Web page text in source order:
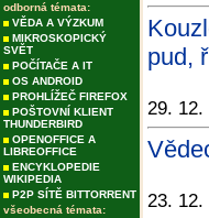
odborná témata:
VĚDA A VÝZKUM
MIKROSKOPICKÝ
SVĚT
POČÍTAČE A IT
OS ANDROID
PROHLÍŽEČ FIREFOX
POŠTOVNÍ KLIENT
THUNDERBIRD
OPENOFFICE A
LIBREOFFICE
ENCYKLOPEDIE
WIKIPEDIA
P2P SÍTĚ BITTORRENT
všeobecná témata:
pud,
29. 12.
23. 12.